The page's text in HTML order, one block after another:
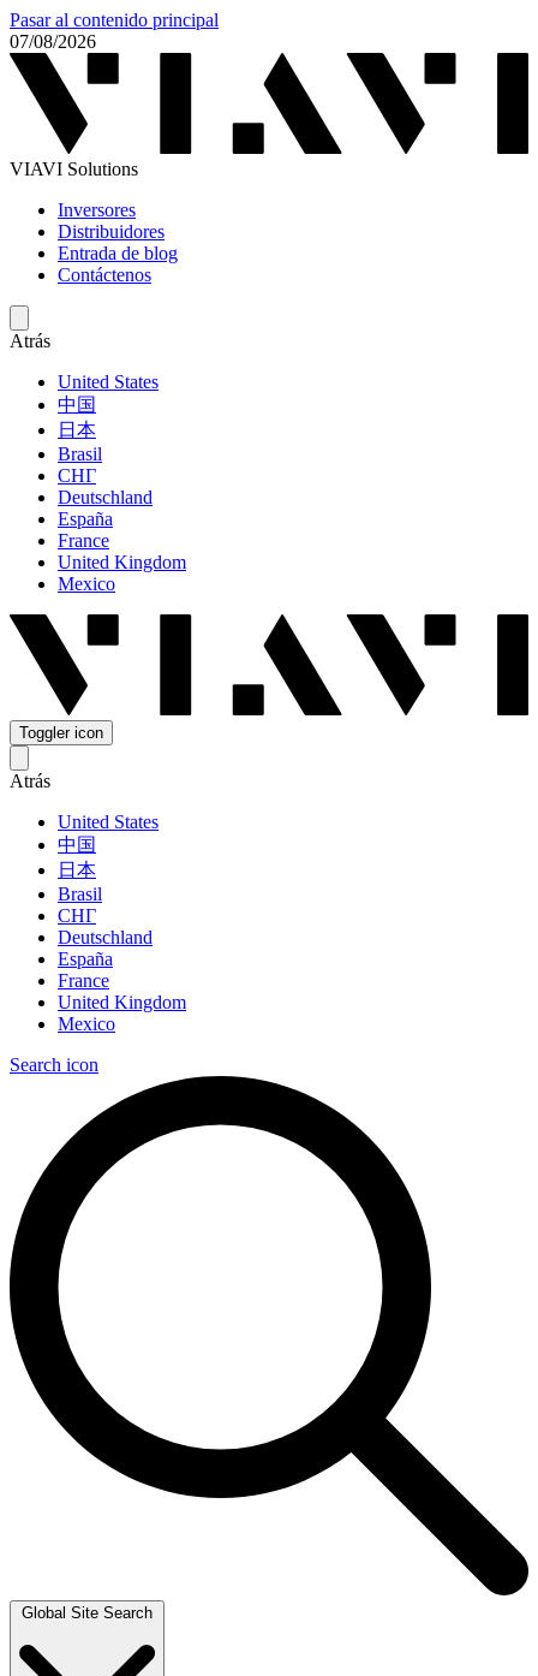
Pasar al contenido principal
07/08/2026
VIAVI Solutions
Inversores
Distribuidores
Entrada de blog
Contáctenos
Atrás
United States
中国
日本
Brasil
СНГ
Deutschland
España
France
United Kingdom
Mexico
Toggler icon
Atrás
United States
中国
日本
Brasil
СНГ
Deutschland
España
France
United Kingdom
Mexico
Search icon
Global Site Search